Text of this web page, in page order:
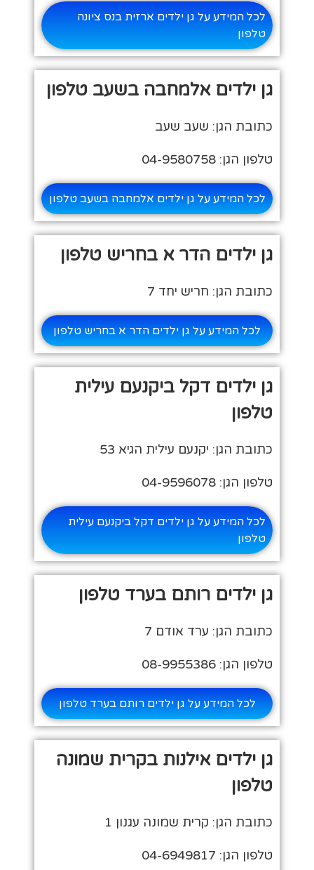
לכל המידע על גן ילדים ארזית בנס ציונה
טלפון
גן ילדים אלמחבה בשעב טלפון
כתובת הגן: שעב שעב
טלפון הגן: 04-9580758
לכל המידע על גן ילדים אלמחבה בשעב טלפון
גן ילדים הדר א בחריש טלפון
כתובת הגן: חריש יחד 7
לכל המידע על גן ילדים הדר א בחריש טלפון
גן ילדים דקל ביקנעם עילית
טלפון
כתובת הגן: יקנעם עילית הגיא 53
טלפון הגן: 04-9596078
לכל המידע על גן ילדים דקל ביקנעם עילית
טלפון
גן ילדים רותם בערד טלפון
כתובת הגן: ערד אודם 7
טלפון הגן: 08-9955386
לכל המידע על גן ילדים רותם בערד טלפון
גן ילדים אילנות בקרית שמונה
טלפון
כתובת הגן: קרית שמונה עגנון 1
טלפון הגן: 04-6949817